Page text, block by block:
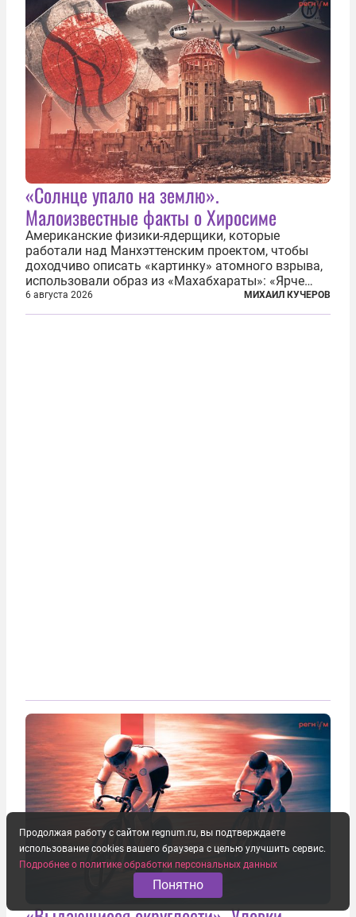
«Солнце упало на землю».
Малоизвестные факты о Хиросиме
Американские физики-ядерщики, которые
работали над Манхэттенским проектом, чтобы
доходчиво описать «картинку» атомного взрыва,
использовали образ из «Махабхараты»: «Ярче
тысячи солнц пылало это пламя». Не все жители
японских городов Хиросимы и Нагасаки, на
6 августа 2026 МИХАИЛ КУЧЕРОВ
Продолжая работу с сайтом regnum.ru, вы подтверждаете
использование cookies вашего браузера с целью улучшить сервис.
Подробнее о политике обработки персональных данных
Понятно